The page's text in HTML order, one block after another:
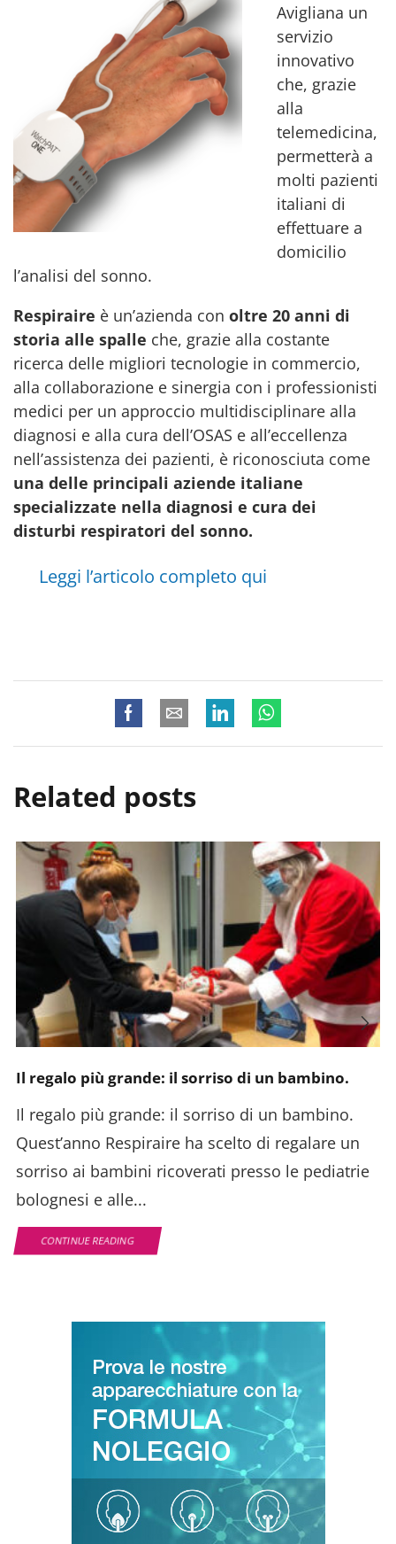
Avigliana un
servizio
innovativo
che, grazie
alla
telemedicina,
permetterà a
molti pazienti
italiani di
effettuare a
domicilio
l’analisi del sonno.
Respiraire è un’azienda con oltre 20 anni di
storia alle spalle che, grazie alla costante
ricerca delle migliori tecnologie in commercio,
alla collaborazione e sinergia con i professionisti
medici per un approccio multidisciplinare alla
diagnosi e alla cura dell’OSAS e all’eccellenza
nell’assistenza dei pazienti, è riconosciuta come
una delle principali aziende italiane
specializzate nella diagnosi e cura dei
disturbi respiratori del sonno.
Leggi l’articolo completo qui
Related posts
Il regalo più grande: il sorriso di un bambino.
Il regalo più grande: il sorriso di un bambino.
Quest’anno Respiraire ha scelto di regalare un
sorriso ai bambini ricoverati presso le pediatrie
bolognesi e alle...
CONTINUE READING